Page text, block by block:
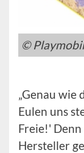
© Playmobil
„Genau wie
Eulen uns
Freie!'
Hersteller